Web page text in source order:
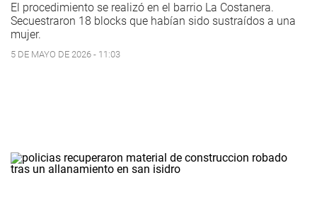
El procedimiento se realizó en el barrio La Costanera.
Secuestraron 18 blocks que habían sido sustraídos a una
mujer.
5 DE MAYO DE 2026 - 11:03